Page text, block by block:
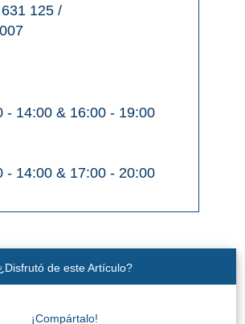
125 /
- 14:00 & 16:00 - 19:00
- 14:00 & 17:00 - 20:00
de este Artículo?
¡Compártalo!